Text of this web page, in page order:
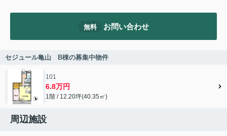
無料 お問い合わせ
セジュール亀山 B棟の募集中物件
101
6.8万円
1階 / 12.20坪(40.35㎡)
周辺施設